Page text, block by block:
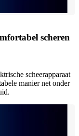
scheren
scheerapparaat
manier net onder